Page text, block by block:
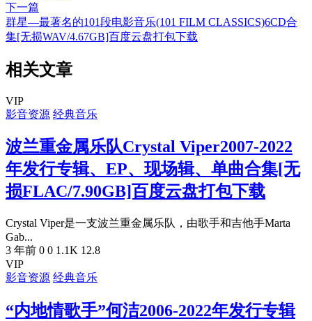
下一篇
群星—最著名的101段电影音乐(101 FILM CLASSICS)6CD合
集[无损WAV/4.67GB]百度云盘打包下载
相关文章
VIP
影音资源 经典音乐
波兰重金属乐队Crystal Viper2007-2022
年发行专辑、EP、现场辑、单曲合集[无
损FLAC/7.90GB]百度云盘打包下载
Crystal Viper是一支波兰重金属乐队，由歌手和吉他手Marta
Gab...
3 年前 0 0 1.1K 12.8
VIP
影音资源 经典音乐
“内地情歌手”何洁2006-2022年发行专辑